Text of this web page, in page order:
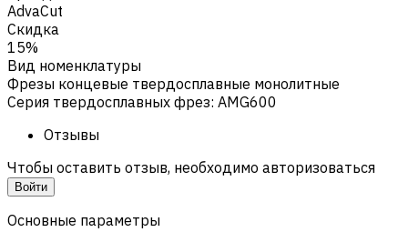
AdvaCut
Скидка
15%
Вид номенклатуры
Фрезы концевые твердосплавные монолитные
Серия твердосплавных фрез: AMG600
Отзывы
Чтобы оставить отзыв, необходимо авторизоваться
Войти
Основные параметры